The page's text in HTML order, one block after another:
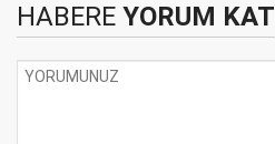
HABERE YORUM KAT